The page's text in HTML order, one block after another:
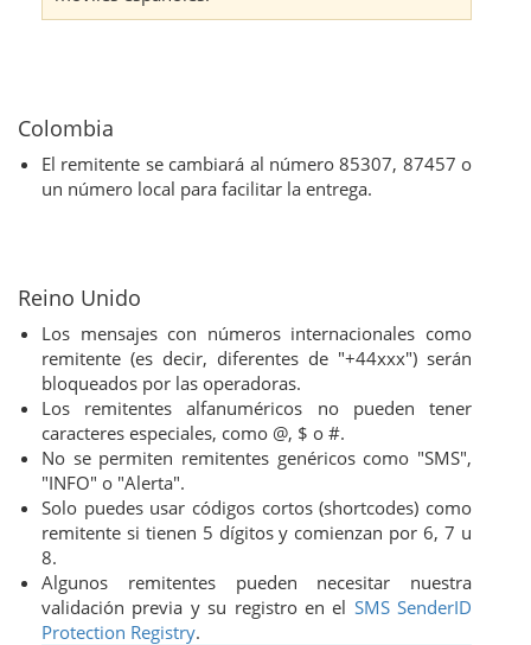
Colombia
El remitente se cambiará al número 85307, 87457 o
un número local para facilitar la entrega.
Reino Unido
Los mensajes con números internacionales como
remitente (es decir, diferentes de "+44xxx") serán
bloqueados por las operadoras.
Los remitentes alfanuméricos no pueden tener
caracteres especiales, como @, $ o #.
No se permiten remitentes genéricos como "SMS",
"INFO" o "Alerta".
Solo puedes usar códigos cortos (shortcodes) como
remitente si tienen 5 dígitos y comienzan por 6, 7 u
8.
Algunos remitentes pueden necesitar nuestra
validación previa y su registro en el SMS SenderID
Protection Registry.